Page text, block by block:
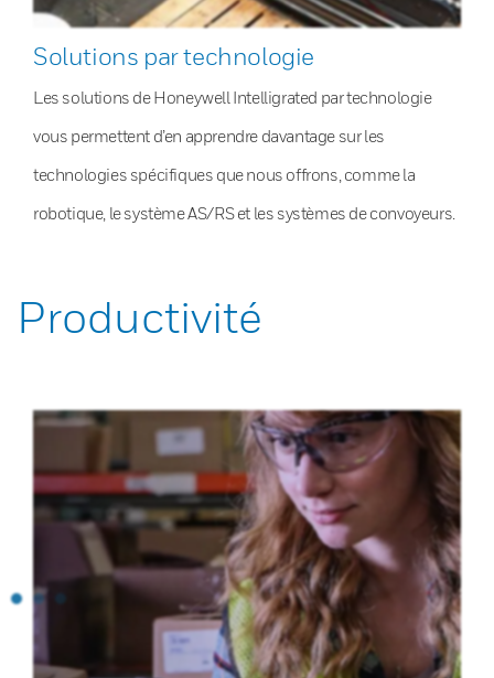
Solutions par technologie
Les solutions de Honeywell Intelligrated par technologie
vous permettent d’en apprendre davantage sur les
technologies spécifiques que nous offrons, comme la
robotique, le système AS/RS et les systèmes de convoyeurs.
Productivité